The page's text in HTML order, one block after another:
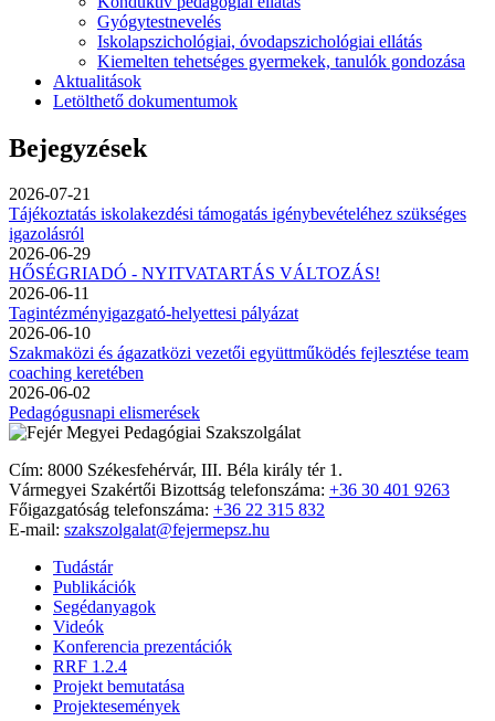
Gyógytestnevelés
Iskolapszichológiai, óvodapszichológiai ellátás
Kiemelten tehetséges gyermekek, tanulók gondozása
Aktualitások
Letölthető dokumentumok
Bejegyzések
2026-07-21
Tájékoztatás iskolakezdési támogatás igénybevételéhez szükséges
igazolásról
2026-06-29
HŐSÉGRIADÓ - NYITVATARTÁS VÁLTOZÁS!
2026-06-11
Tagintézményigazgató-helyettesi pályázat
2026-06-10
Szakmaközi és ágazatközi vezetői együttműködés fejlesztése team
coaching keretében
2026-06-02
Pedagógusnapi elismerések
Cím: 8000 Székesfehérvár, III. Béla király tér 1.
Vármegyei Szakértői Bizottság telefonszáma: +36 30 401 9263
Főigazgatóság telefonszáma: +36 22 315 832
E-mail: szakszolgalat@fejermepsz.hu
Tudástár
Publikációk
Segédanyagok
Videók
Konferencia prezentációk
RRF 1.2.4
Projekt bemutatása
Projektesemények